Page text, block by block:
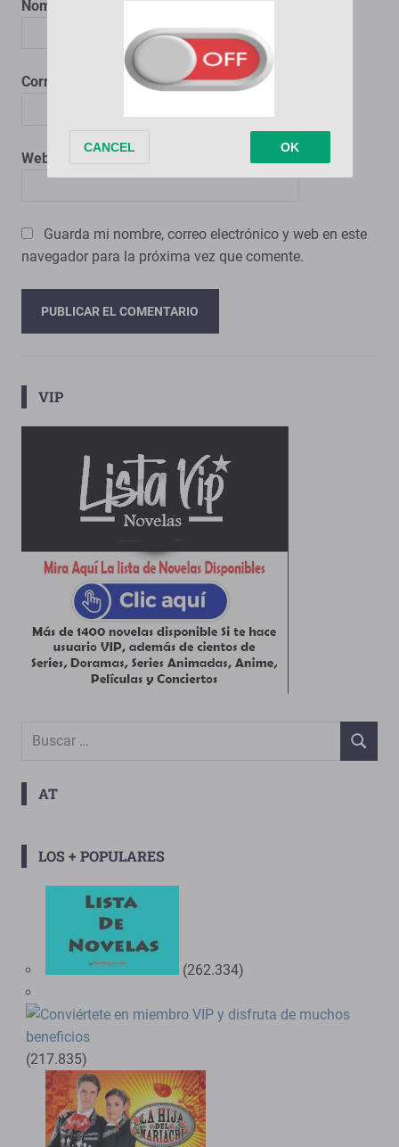
Nombre
Correo electrónico*
Web
Guarda mi nombre, correo electrónico y web en este
navegador para la próxima vez que comente.
VIP
Buscar:
BUSCAR
AT
LOS + POPULARES
(262.334)
(217.835)